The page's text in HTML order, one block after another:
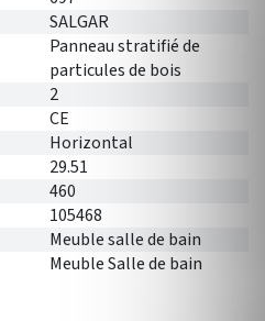
SALGAR
Panneau stratifié de
particules de bois
2
CE
Horizontal
29.51
460
105468
Meuble salle de bain
Meuble Salle de bain